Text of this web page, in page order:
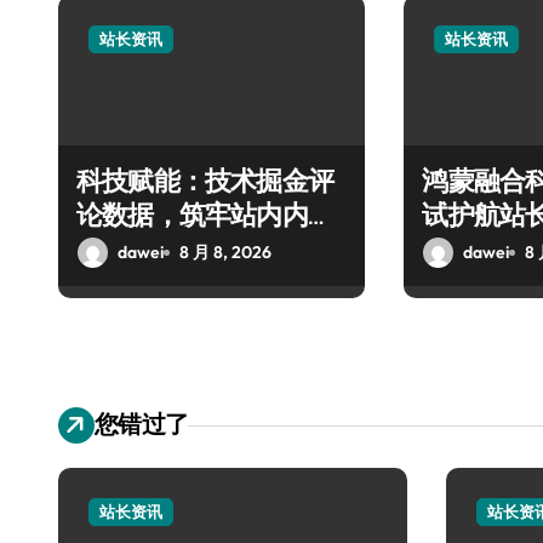
站长资讯
科技赋能：技术掘金评
论数据，筑牢站内内容
安全核心
dawei 8 月 8, 2026
站长资讯
鸿蒙融合
试护航站
dawei 8
您错过了
站长资讯 站长资